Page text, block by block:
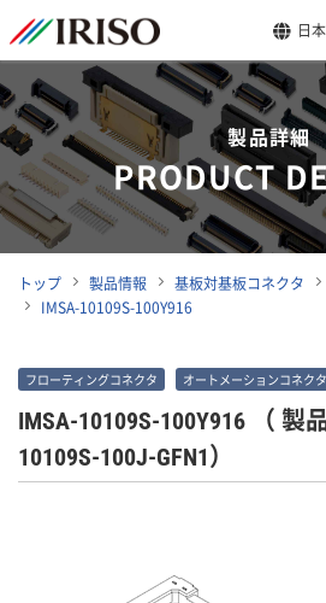
日
製品詳細
PRODUCT
トップ 製品情報 基板対基板コネクタ
IMSA-10109S-100Y916
フローティングコネクタ オートメーションコネクタ
IMSA-10109S-100Y916 （ 製
10109S-100J-GFN1）